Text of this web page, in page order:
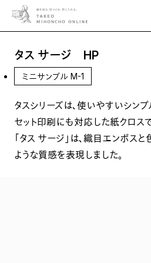
紙を検索
タス サージ HP
ミニサンプル M-1
タスシリーズは、使いやすいシンプ
セット印刷にも対応した紙クロスで
「タス サージ」は、織目エンボス
ような質感を表現しました。